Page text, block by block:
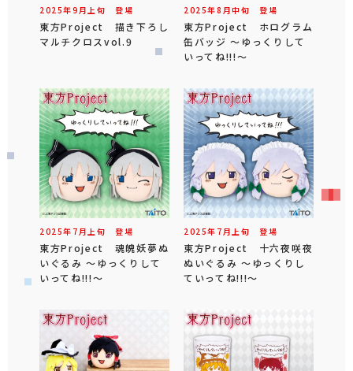
2025年9 月 上旬 登場
東方Project 描き下ろし
マルチクロスvol.9
2025年8 月中旬 登場
東方Project ホログラム
缶バッジ ～ゆっくりして
いってね!!!～
2025年 7 月 上旬 登場
東方Project 魂魄妖夢ぬ
いぐるみ ～ゆっくりして
いってね!!!～
2025年 7 月 上旬 登場
東方Project 十六夜咲夜
ぬいぐるみ ～ゆっくりし
ていってね!!!～